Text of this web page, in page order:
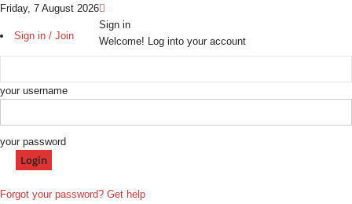
Friday, 7 August 2026
Sign in / Join
Sign in
Welcome! Log into your account
your username
your password
Forgot your password? Get help